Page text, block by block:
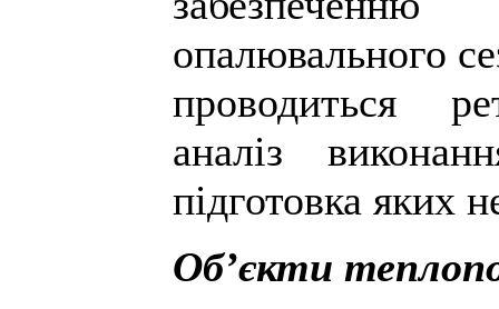
опалювального
проводиться
аналіз
підготовка яких
Об’єкти